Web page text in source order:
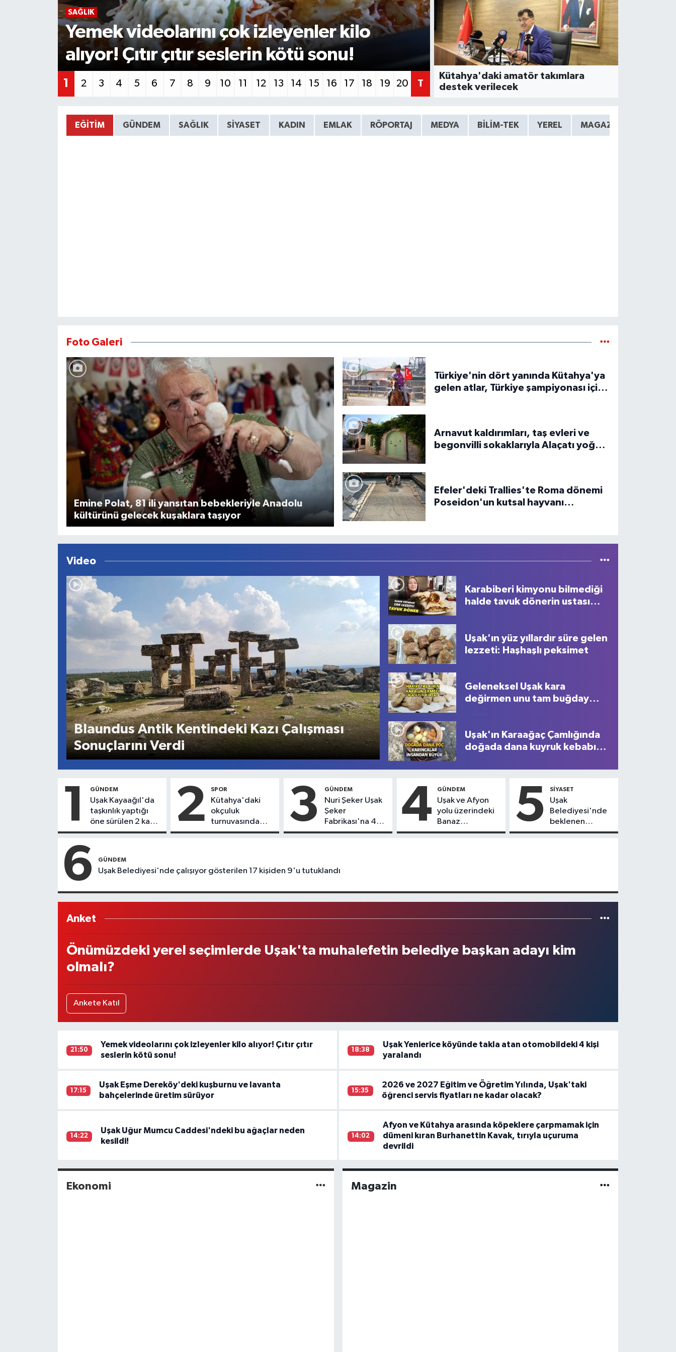
SAĞLIK
Yemek videolarını çok izleyenler kilo
alıyor! Çıtır çıtır seslerin kötü sonu!
GÜNDEM
Uşak Yenierice köyünde
otomobildeki 4 kişi
1 2 3 4 5 6 7 8 9 10 11 12 13 14 15 16 17 18 19 20 T
Kütahya'daki amatör takımlara
destek verilecek
EĞITIM GÜNDEM SAĞLIK SIYASET KADIN EMLAK RÖPORTAJ MEDYA BİLİM-TEK YEREL MAGAZIN
Foto Galeri
Emine Polat, 81 ili yansıtan bebekleriyle Anadolu
kültürünü gelecek kuşaklara taşıyor
Türkiye'nin dört yanında Kütahya'ya
gelen atlar, Türkiye şampiyonası için
Arnavut kaldırımları, taş evleri ve
begonvilli sokaklarıyla Alaçatı yoğun
Efeler'deki Trallies'te Roma dönemi
Poseidon'un kutsal hayvanı
Video
Blaundus Antik Kentindeki Kazı Çalışması
Sonuçlarını Verdi
Karabiberi kimyonu bilmediği
halde tavuk dönerin ustası
Uşak'ın yüz yıllardır süre gelen
lezzeti: Haşhaşlı peksimet
Geleneksel Uşak kara
değirmen unu tam buğday
Uşak'ın Karaağaç Çamlığında
doğada dana kuyruk kebabı
1 GÜNDEM
Uşak Kayaağıl'da
taşkınlık yaptığı
öne sürülen 2 kadın
çalışan işten
2 SPOR
Kütahya'daki
okçuluk
turnuvasında
şampiyon olan
3 GÜNDEM
Nuri Şeker Uşak
Şeker
Fabrikası'na 45
kişi geçici olarak
4 GÜNDEM
Uşak ve Afyon
yolu üzerindeki
Banaz
Düzlüce'de
5 SIYASET
Uşak
Belediyesi'nde
beklenen
istifalar bugün
6 GÜNDEM
Uşak Belediyesi'nde çalışıyor gösterilen 17 kişiden 9'u tutuklandı
Anket
Önümüzdeki yerel seçimlerde Uşak'ta muhalefetin belediye başkan adayı kim
olmalı?
Ankete Katıl
21:50
Yemek videolarını çok izleyenler kilo alıyor! Çıtır çıtır
seslerin kötü sonu!
18:38
Uşak Yenierice köyünde takla atan otomobildeki 4 kişi
yaralandı
17:15
Uşak Eşme Dereköy'deki kuşburnu ve lavanta
bahçelerinde üretim sürüyor
15:35
2026 ve 2027 Eğitim ve Öğretim Yılında, Uşak'taki
öğrenci servis fiyatları ne kadar olacak?
14:22
Uşak Uğur Mumcu Caddesi'ndeki bu ağaçlar neden
kesildi!
14:02
Afyon ve Kütahya arasında köpeklere çarpmamak için
dümeni kıran Burhanettin Kavak, tırıyla uçuruma
devrildi
Ekonomi Magazin